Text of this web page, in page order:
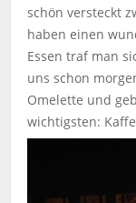
schön versteckt
haben einen
Essen traf man
uns schon
Omelette und
wichtigsten: